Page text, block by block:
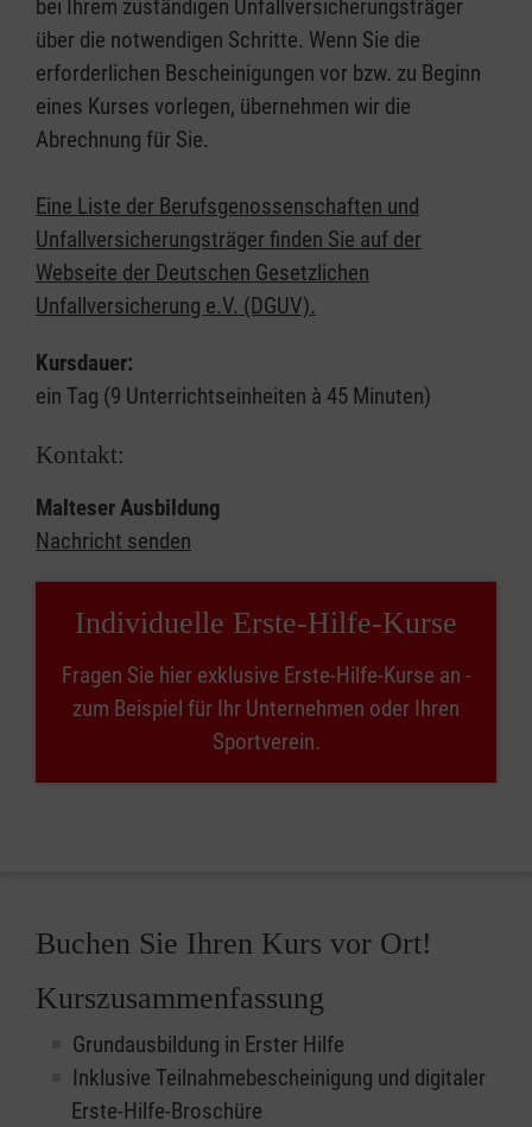
bei Ihrem zuständigen Unfallversicherungsträger
über die notwendigen Schritte. Wenn Sie die
erforderlichen Bescheinigungen vor bzw. zu Beginn
eines Kurses vorlegen, übernehmen wir die
Abrechnung für Sie.
Eine Liste der Berufsgenossenschaften und
Unfallversicherungsträger finden Sie auf der
Webseite der Deutschen Gesetzlichen
Unfallversicherung e.V. (DGUV).
Kursdauer:
ein Tag (9 Unterrichtseinheiten à 45 Minuten)
Kontakt:
Malteser Ausbildung
Nachricht senden
Individuelle Erste-Hilfe-Kurse
Fragen Sie hier exklusive Erste-Hilfe-Kurse an -
zum Beispiel für Ihr Unternehmen oder Ihren
Sportverein.
Buchen Sie Ihren Kurs vor Ort!
Kurszusammenfassung
Grundausbildung in Erster Hilfe
Inklusive Teilnahmebescheinigung und digitaler
Erste-Hilfe-Broschüre